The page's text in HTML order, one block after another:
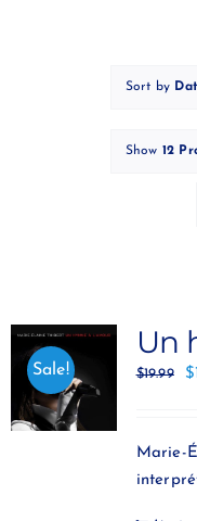
Sort by
Show 12
Sale!
Un
$19.99 $
Marie-